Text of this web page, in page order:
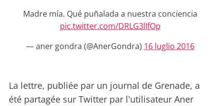
Madre mía. Qué puñalada a nuestra conciencia
pic.twitter.com/DRLG3lIfOp
— aner gondra (@AnerGondra) 16 luglio 2016
La lettre, publiée par un journal de Grenade, a
été partagée sur Twitter par l'utilisateur Aner